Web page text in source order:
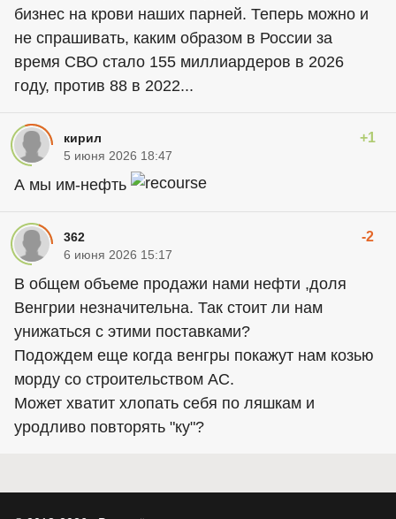
бизнес на крови наших парней. Теперь можно и
не спрашивать, каким образом в России за
время СВО стало 155 миллиардеров в 2026
году, против 88 в 2022...
кирил +1
5 июня 2026 18:47
А мы им-нефть
362 -2
6 июня 2026 15:17
В общем объеме продажи нами нефти ,доля
Венгрии незначительна. Так стоит ли нам
унижаться с этими поставками?
Подождем еще когда венгры покажут нам козью
морду со строительством АС.
Может хватит хлопать себя по ляшкам и
уродливо повторять "ку"?